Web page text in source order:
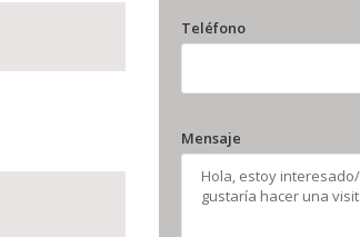
Teléfono
Mensaje